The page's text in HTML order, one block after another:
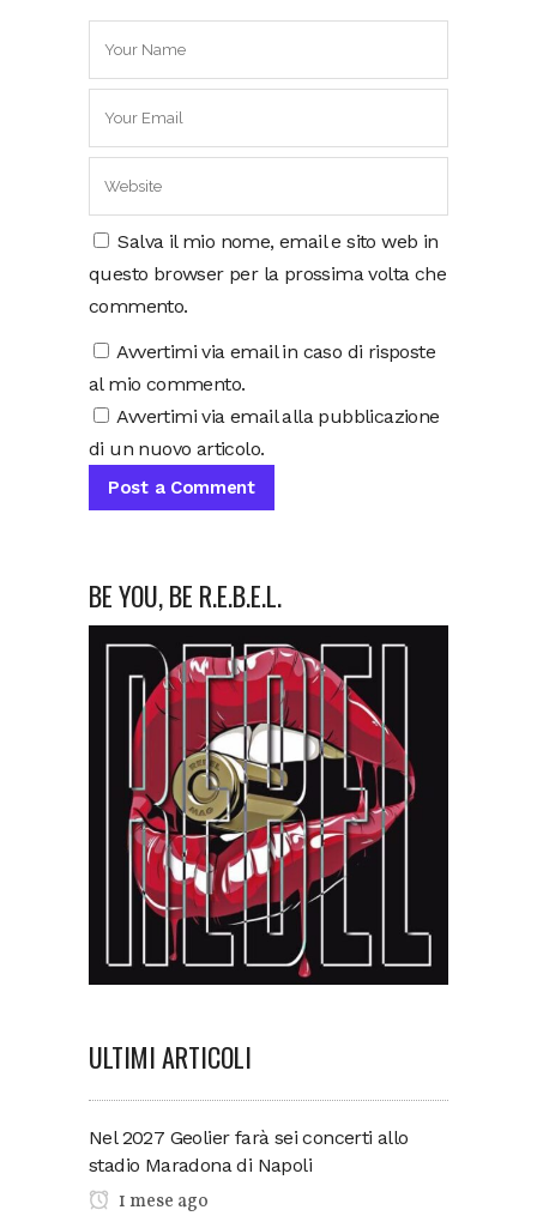
Salva il mio nome, email e sito web in
questo browser per la prossima volta che
commento.
Avvertimi via email in caso di risposte
al mio commento.
Avvertimi via email alla pubblicazione
di un nuovo articolo.
BE YOU, BE R.E.B.E.L.
ULTIMI ARTICOLI
Nel 2027 Geolier farà sei concerti allo
stadio Maradona di Napoli
1 mese ago